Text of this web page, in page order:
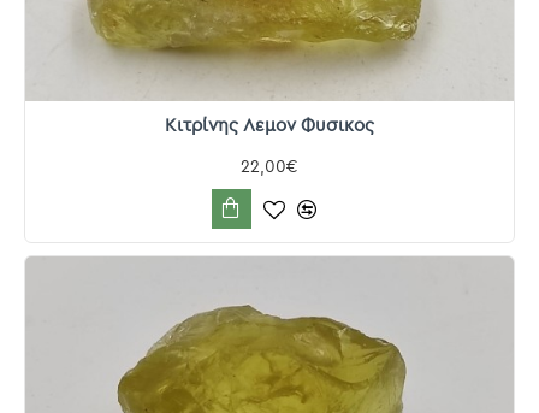
Κιτρίνης Λεμον Φυσικος
22,00€